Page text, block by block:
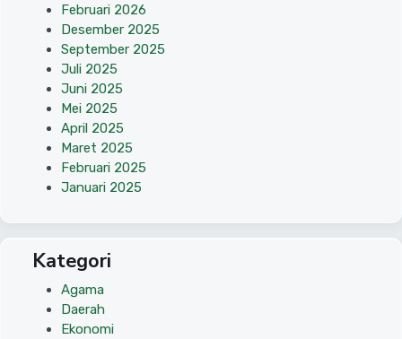
Februari 2026
Desember 2025
September 2025
Juli 2025
Juni 2025
Mei 2025
April 2025
Maret 2025
Februari 2025
Januari 2025
Kategori
Agama
Daerah
Ekonomi